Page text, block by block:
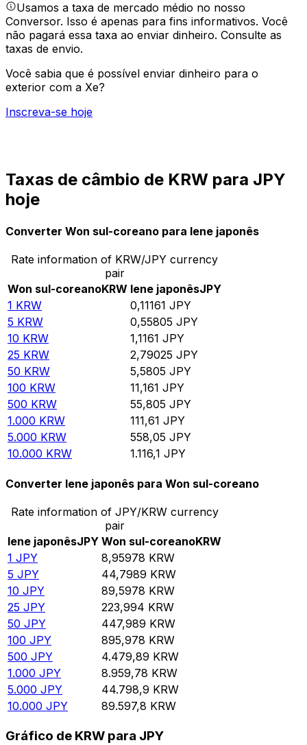
Usamos a taxa de mercado médio no nosso
Conversor. Isso é apenas para fins informativos. Você
não pagará essa taxa ao enviar dinheiro. Consulte as
taxas de envio.
Você sabia que é possível enviar dinheiro para o
exterior com a Xe?
Inscreva-se hoje
Taxas de câmbio de KRW para JPY
hoje
Converter Won sul-coreano para Iene japonês
Rate information of KRW/JPY currency
pair
Won sul-coreanoKRW Iene japonêsJPY
1 KRW 0,11161 JPY
5 KRW 0,55805 JPY
10 KRW 1,1161 JPY
25 KRW 2,79025 JPY
50 KRW 5,5805 JPY
100 KRW 11,161 JPY
500 KRW 55,805 JPY
1.000 KRW 111,61 JPY
5.000 KRW 558,05 JPY
10.000 KRW 1.116,1 JPY
Converter Iene japonês para Won sul-coreano
Rate information of JPY/KRW currency
pair
Iene japonêsJPY Won sul-coreanoKRW
1 JPY 8,95978 KRW
5 JPY 44,7989 KRW
10 JPY 89,5978 KRW
25 JPY 223,994 KRW
50 JPY 447,989 KRW
100 JPY 895,978 KRW
500 JPY 4.479,89 KRW
1.000 JPY 8.959,78 KRW
5.000 JPY 44.798,9 KRW
10.000 JPY 89.597,8 KRW
Gráfico de KRW para JPY